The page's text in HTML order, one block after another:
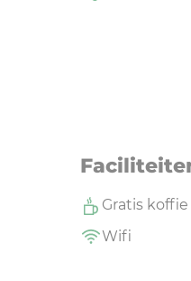
Gratis koffie
Wifi